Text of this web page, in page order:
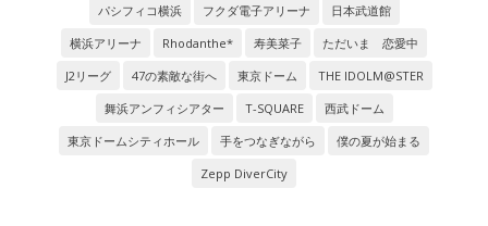
パシフィコ横浜
フクダ電子アリーナ
日本武道館
横浜アリーナ
Rhodanthe* 寿美菜子
ただいま 恋愛中
J2リーグ
47の素敵な街へ 東京ドーム
THE IDOLM@STER
舞浜アンフィシアター
T-SQUARE
西武ドーム
東京ドームシティホール
手をつなぎながら
僕の夏が始まる
Zepp DiverCity